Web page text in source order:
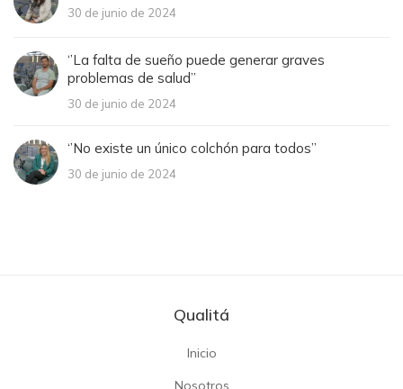
30 de junio de 2024
‘’La falta de sueño puede generar graves
problemas de salud’’
30 de junio de 2024
‘’No existe un único colchón para todos’’
30 de junio de 2024
Qualitá
Inicio
Nosotros